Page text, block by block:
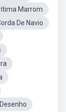
Marrom
De Navio